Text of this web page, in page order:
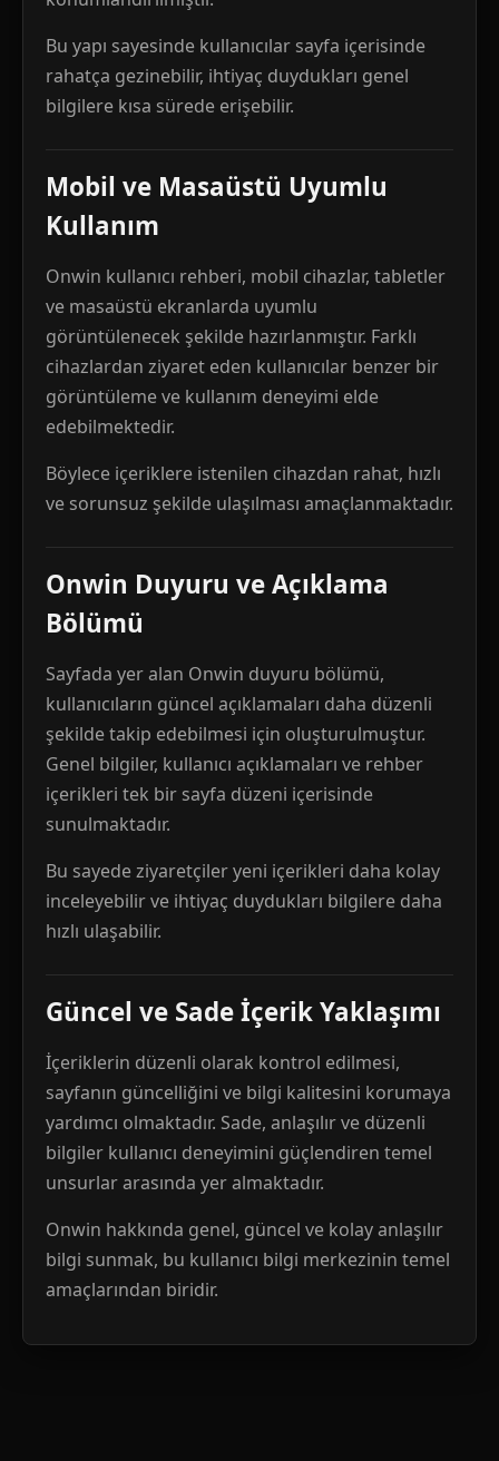
Bu yapı sayesinde kullanıcılar sayfa içerisinde
rahatça gezinebilir, ihtiyaç duydukları genel
bilgilere kısa sürede erişebilir.
Mobil ve Masaüstü Uyumlu
Kullanım
Onwin kullanıcı rehberi, mobil cihazlar, tabletler
ve masaüstü ekranlarda uyumlu
görüntülenecek şekilde hazırlanmıştır. Farklı
cihazlardan ziyaret eden kullanıcılar benzer bir
görüntüleme ve kullanım deneyimi elde
edebilmektedir.
Böylece içeriklere istenilen cihazdan rahat, hızlı
ve sorunsuz şekilde ulaşılması amaçlanmaktadır.
Onwin Duyuru ve Açıklama
Bölümü
Sayfada yer alan Onwin duyuru bölümü,
kullanıcıların güncel açıklamaları daha düzenli
şekilde takip edebilmesi için oluşturulmuştur.
Genel bilgiler, kullanıcı açıklamaları ve rehber
içerikleri tek bir sayfa düzeni içerisinde
sunulmaktadır.
Bu sayede ziyaretçiler yeni içerikleri daha kolay
inceleyebilir ve ihtiyaç duydukları bilgilere daha
hızlı ulaşabilir.
Güncel ve Sade İçerik Yaklaşımı
İçeriklerin düzenli olarak kontrol edilmesi,
sayfanın güncelliğini ve bilgi kalitesini korumaya
yardımcı olmaktadır. Sade, anlaşılır ve düzenli
bilgiler kullanıcı deneyimini güçlendiren temel
unsurlar arasında yer almaktadır.
Onwin hakkında genel, güncel ve kolay anlaşılır
bilgi sunmak, bu kullanıcı bilgi merkezinin temel
amaçlarından biridir.